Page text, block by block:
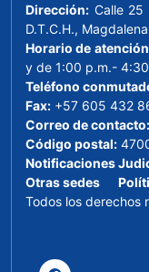
Dirección: Calle 25
D.T.C.H.,
Horario de
y de 1:00 p.m.-
Teléfono
Fax: +57 605 432
Correo de contacto:
Código postal:
Notificaciones
Otras sedes
Todos los